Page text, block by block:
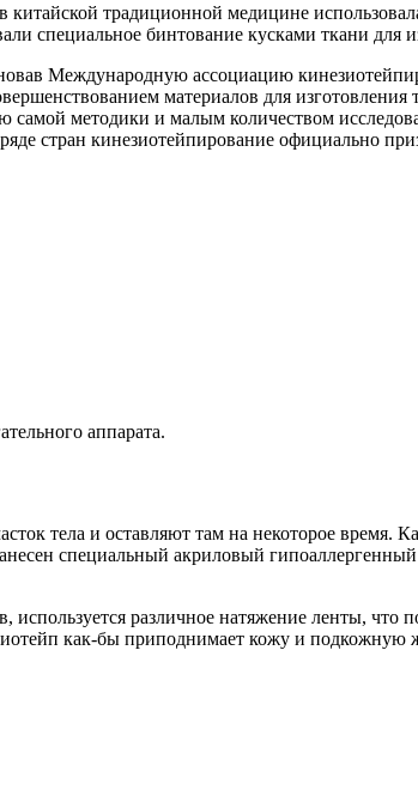
традиционной медицине
специальное бинтование кусками ткани для
Международную ассоциацию
материалов для
самой методики и малым количеством
стран кинезиотейпирование официально
аппарата.
тела и оставляют там на некоторое время.
специальный акриловый гипоаллергенный
различное натяжение ленты, что
как-бы приподнимает кожу и подкожную